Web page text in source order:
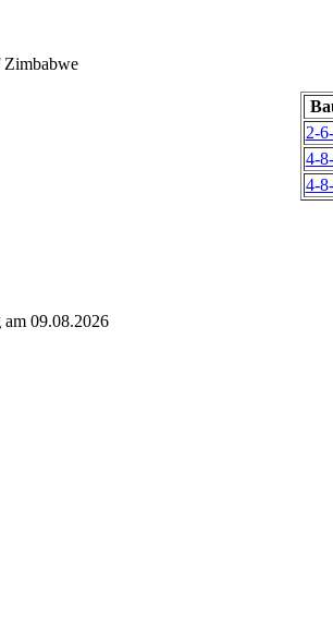
2-
4-
4-
09.08.2026